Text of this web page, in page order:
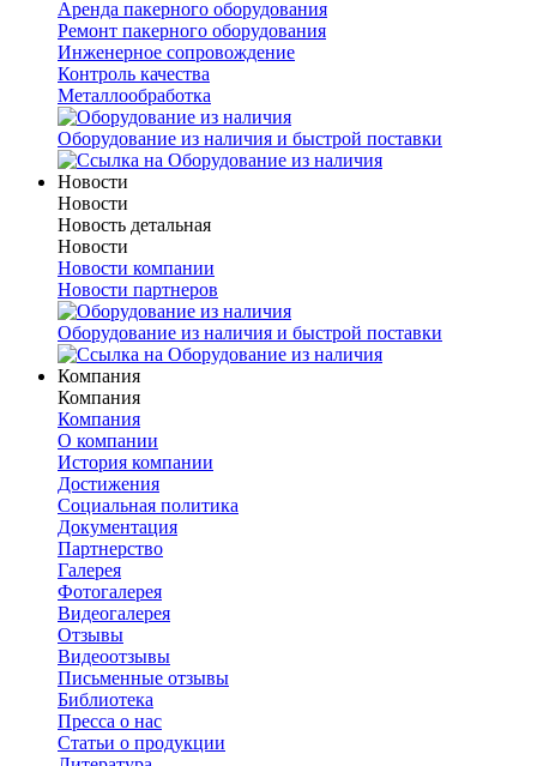
Аренда пакерного оборудования
Ремонт пакерного оборудования
Инженерное сопровождение
Контроль качества
Металлообработка
Оборудование из наличия и быстрой поставки
Новости
Новости
Новость детальная
Новости
Новости компании
Новости партнеров
Оборудование из наличия и быстрой поставки
Компания
Компания
Компания
О компании
История компании
Достижения
Социальная политика
Документация
Партнерство
Галерея
Фотогалерея
Видеогалерея
Отзывы
Видеоотзывы
Письменные отзывы
Библиотека
Пресса о нас
Статьи о продукции